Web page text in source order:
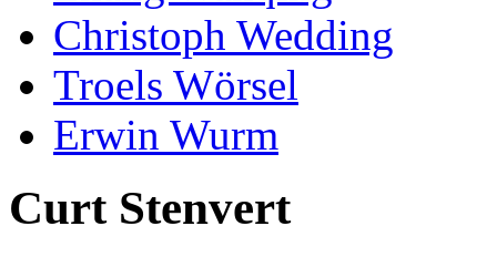
Christoph Wedding
Troels Wörsel
Erwin Wurm
Curt Stenvert